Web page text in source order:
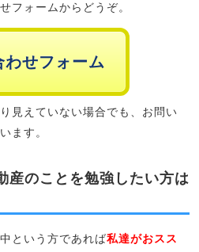
フォームからどうぞ。
わせフォーム
見えていない場合でも、お問い
ます。
産のことを勉強したい方は
という方であれば私達がおスス